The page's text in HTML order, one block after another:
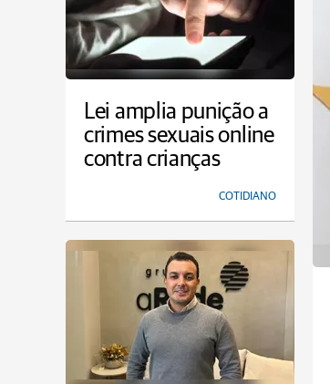
Lei amplia punição a
crimes sexuais online
contra crianças
COTIDIANO